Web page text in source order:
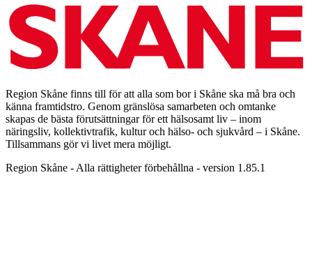
Region Skåne finns till för att alla som bor i Skåne ska må bra och
känna framtidstro. Genom gränslösa samarbeten och omtanke
skapas de bästa förutsättningar för ett hälsosamt liv – inom
näringsliv, kollektivtrafik, kultur och hälso- och sjukvård – i Skåne.
Tillsammans gör vi livet mera möjligt.
Region Skåne - Alla rättigheter förbehållna - version 1.85.1